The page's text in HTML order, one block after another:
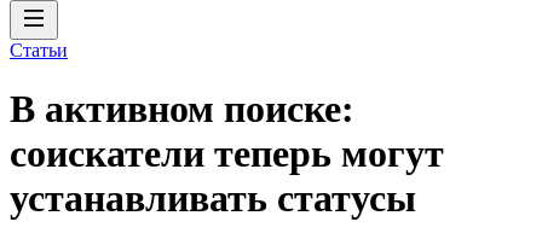
Статьи
В активном поиске:
соискатели теперь могут
устанавливать статусы